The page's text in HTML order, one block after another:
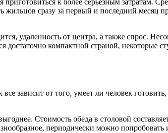
жильцов сразу за первый и последний месяц
удаленность от центра, а также спрос.
достаточно компактной страной, некоторые
зависит от того, умеет ли человек
Стоимость обеда в столовой
периодически можно